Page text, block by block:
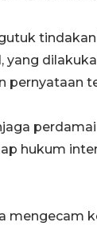
yang
pernyataan
hukum
mengecam